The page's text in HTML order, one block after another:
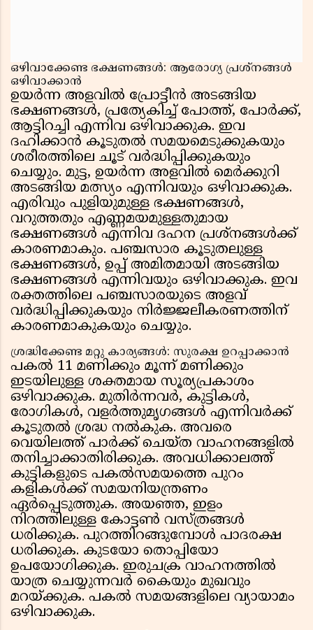
ഒഴിവാക്കേണ്ട ഭക്ഷണങ്ങൾ: ആരോഗ്യ പ്രശ്നങ്ങൾ
ഒഴിവാക്കാൻ
ഉയർന്ന അളവിൽ പ്രോട്ടീൻ അടങ്ങിയ
ഭക്ഷണങ്ങൾ, പ്രത്യേകിച്ച് പോത്ത്, പോർക്ക്,
ആട്ടിറച്ചി എന്നിവ ഒഴിവാക്കുക. ഇവ
ദഹിക്കാൻ കൂടുതൽ സമയമെടുക്കുകയും
ശരീരത്തിലെ ചൂട് വർദ്ധിപ്പിക്കുകയും
ചെയ്യും. മുട്ട, ഉയർന്ന അളവിൽ മെർക്കുറി
അടങ്ങിയ മത്സ്യം എന്നിവയും ഒഴിവാക്കുക.
എരിവും പുളിയുമുള്ള ഭക്ഷണങ്ങൾ,
വറുത്തതും എണ്ണമയമുള്ളതുമായ
ഭക്ഷണങ്ങൾ എന്നിവ ദഹന പ്രശ്നങ്ങൾക്ക്
കാരണമാകും. പഞ്ചസാര കൂടുതലുള്ള
ഭക്ഷണങ്ങൾ, ഉപ്പ് അമിതമായി അടങ്ങിയ
ഭക്ഷണങ്ങൾ എന്നിവയും ഒഴിവാക്കുക. ഇവ
രക്തത്തിലെ പഞ്ചസാരയുടെ അളവ്
വർദ്ധിപ്പിക്കുകയും നിർജ്ജലീകരണത്തിന്
കാരണമാകുകയും ചെയ്യും.
ശ്രദ്ധിക്കേണ്ട മറ്റു കാര്യങ്ങൾ: സുരക്ഷ ഉറപ്പാക്കാൻ
പകൽ 11 മണിക്കും മൂന്ന് മണിക്കും
ഇടയിലുള്ള ശക്തമായ സൂര്യപ്രകാശം
ഒഴിവാക്കുക. മുതിർന്നവർ, കുട്ടികൾ,
രോഗികൾ, വളർത്തുമൃഗങ്ങൾ എന്നിവർക്ക്
കൂടുതൽ ശ്രദ്ധ നൽകുക. അവരെ
വെയിലത്ത് പാർക്ക് ചെയ്ത വാഹനങ്ങളിൽ
തനിച്ചാക്കാതിരിക്കുക. അവധിക്കാലത്ത്
കുട്ടികളുടെ പകൽസമയത്തെ പുറം
കളികൾക്ക് സമയനിയന്ത്രണം
ഏർപ്പെടുത്തുക. അയഞ്ഞ, ഇളം
നിറത്തിലുള്ള കോട്ടൺ വസ്ത്രങ്ങൾ
ധരിക്കുക. പുറത്തിറങ്ങുമ്പോൾ പാദരക്ഷ
ധരിക്കുക. കുടയോ തൊപ്പിയോ
ഉപയോഗിക്കുക. ഇരുചക്ര വാഹനത്തിൽ
യാത്ര ചെയ്യുന്നവർ കൈയും മുഖവും
മറയ്ക്കുക. പകൽ സമയങ്ങളിലെ വ്യായാമം
ഒഴിവാക്കുക.